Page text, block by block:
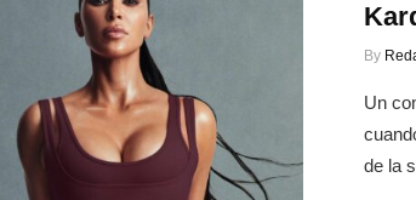
By
Un
de la